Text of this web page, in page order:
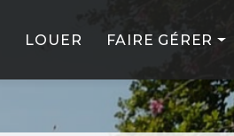
LOUER FAIRE GÉRER
PARTICULIERS